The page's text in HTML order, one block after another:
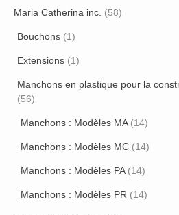
Maria Catherina inc. (58)
Bouchons (1)
Extensions (1)
Manchons en plastique pour la
(56)
Manchons : Modèles MA (14)
Manchons : Modèles MC (14)
Manchons : Modèles PA (14)
Manchons : Modèles PR (14)